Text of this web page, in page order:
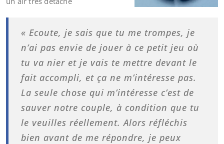
« Ecoute, je sais que tu me trompes, je
n’ai pas envie de jouer à ce petit jeu où
tu va nier et je vais te mettre devant le
fait accompli, et ça ne m’intéresse pas.
La seule chose qui m’intéresse c’est de
sauver notre couple, à condition que tu
le veuilles réellement. Alors réfléchis
bien avant de me répondre, je peux